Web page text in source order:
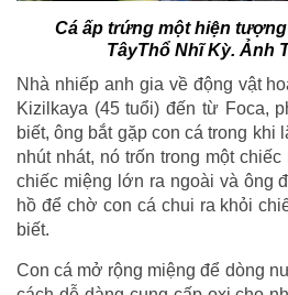
Cá ấp trứng một hiện
TâyThổ Nhĩ Kỳ. Ảnh
Nhà nhiếp anh gia về động vật
Kizilkaya (45 tuổi) đến từ Foca,
biết, ông bắt gặp con cá trong khi
nhút nhát, nó trốn trong một
chiếc miệng lớn ra ngoài và ông
hồ để chờ con cá chui ra khỏi
biết.
Con cá mở rộng miệng để dòng